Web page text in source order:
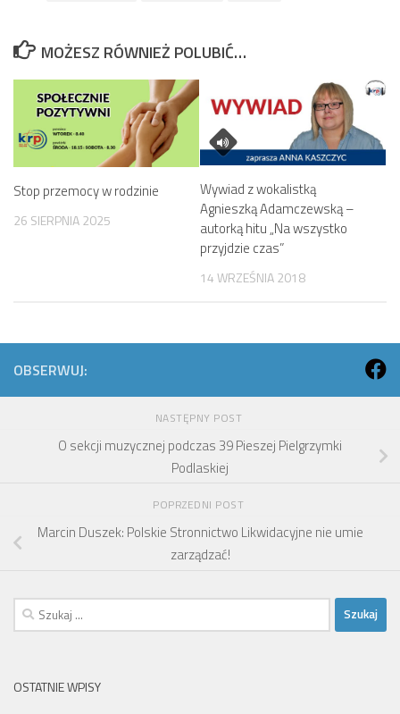
MOŻESZ RÓWNIEŻ POLUBIĆ…
Stop przemocy w rodzinie
26 SIERPNIA 2025
Wywiad z wokalistką
Agnieszką Adamczewską –
autorką hitu „Na wszystko
przyjdzie czas”
14 WRZEŚNIA 2018
OBSERWUJ:
NASTĘPNY POST
O sekcji muzycznej podczas 39 Pieszej Pielgrzymki
Podlaskiej
POPRZEDNI POST
Marcin Duszek: Polskie Stronnictwo Likwidacyjne nie umie
zarządzać!
Szukaj:
OSTATNIE WPISY